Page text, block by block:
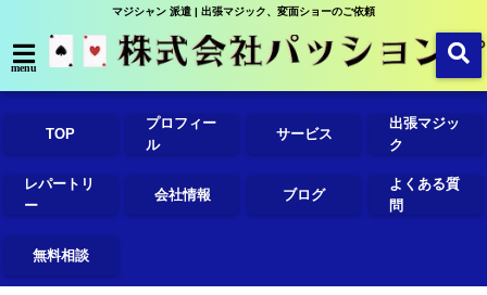
マジシャン 派遣 | 出張マジック、変面ショーのご依頼
menu
TOP
プロフィー
ル
サービス
出張マジッ
ク
レパートリ
ー
会社情報 ブログ
よくある質
問
無料相談